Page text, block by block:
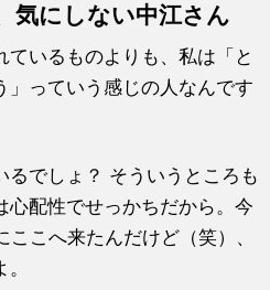
気にしない中江さん
ているものよりも、私は「と
」っていう感じの人なんです
るでしょ？ そういうところも
心配性でせっかちだから。今
ここへ来たんだけど（笑）、